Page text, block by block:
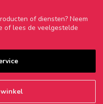
of diensten? Neem
of lees de veelgestelde
winkel